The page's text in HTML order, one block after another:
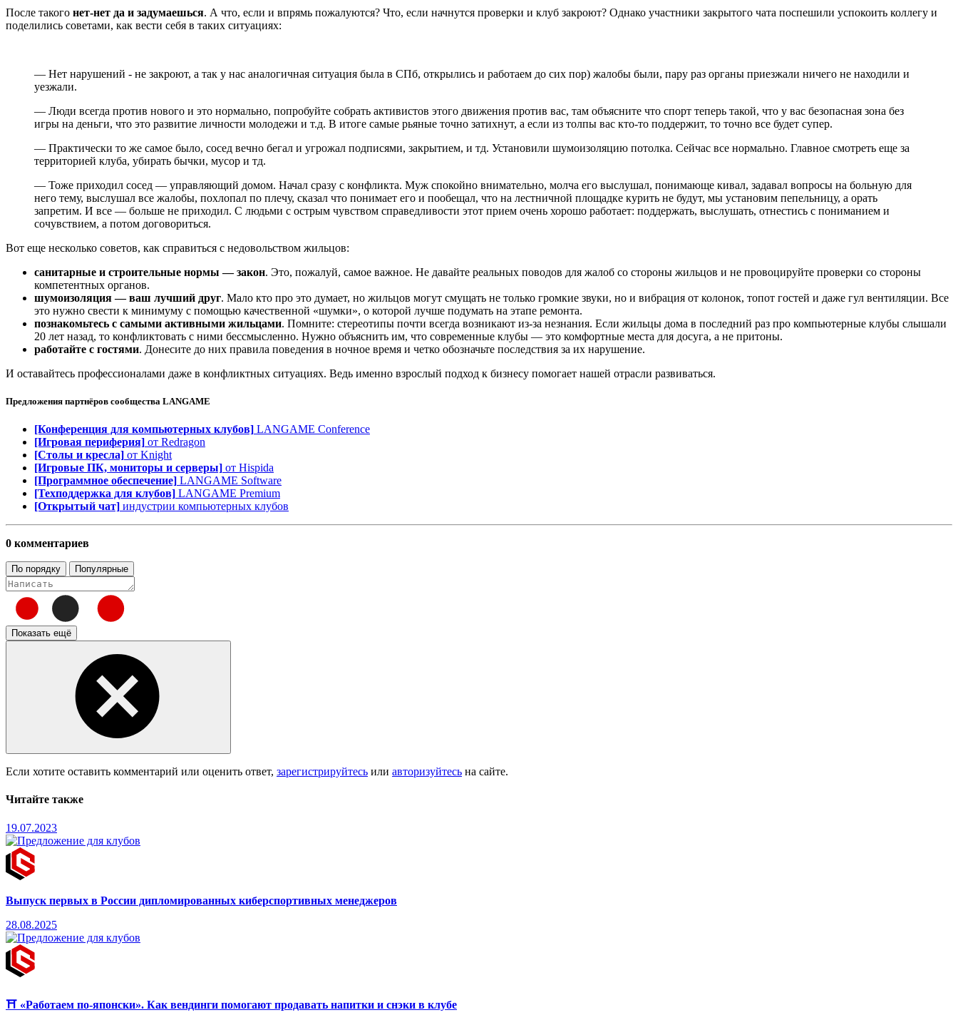
После такого нет-нет да и задумаешься. А что, если и впрямь пожалуются? Что, если начнутся проверки и клуб закроют? Однако участники закрытого чата поспешили успокоить коллегу и
поделились советами, как вести себя в таких ситуациях:
— Нет нарушений - не закроют, а так у нас аналогичная ситуация была в СПб, открылись и работаем до сих пор) жалобы были, пару раз органы приезжали ничего не находили и
уезжали.
— Люди всегда против нового и это нормально, попробуйте собрать активистов этого движения против вас, там объясните что спорт теперь такой, что у вас безопасная зона без
игры на деньги, что это развитие личности молодежи и т.д. В итоге самые рьяные точно затихнут, а если из толпы вас кто-то поддержит, то точно все будет супер.
— Практически то же самое было, сосед вечно бегал и угрожал подписями, закрытием, и тд. Установили шумоизоляцию потолка. Сейчас все нормально. Главное смотреть еще за
территорией клуба, убирать бычки, мусор и тд.
— Тоже приходил сосед — управляющий домом. Начал сразу с конфликта. Муж спокойно внимательно, молча его выслушал, понимающе кивал, задавал вопросы на больную для
него тему, выслушал все жалобы, похлопал по плечу, сказал что понимает его и пообещал, что на лестничной площадке курить не будут, мы установим пепельницу, а орать
запретим. И все — больше не приходил. С людьми с острым чувством справедливости этот прием очень хорошо работает: поддержать, выслушать, отнестись с пониманием и
сочувствием, а потом договориться.
Вот еще несколько советов, как справиться с недовольством жильцов:
санитарные и строительные нормы — закон. Это, пожалуй, самое важное. Не давайте реальных поводов для жалоб со стороны жильцов и не провоцируйте проверки со стороны
компетентных органов.
шумоизоляция — ваш лучший друг. Мало кто про это думает, но жильцов могут смущать не только громкие звуки, но и вибрация от колонок, топот гостей и даже гул вентиляции. Все
это нужно свести к минимуму с помощью качественной «шумки», о которой лучше подумать на этапе ремонта.
познакомьтесь с самыми активными жильцами. Помните: стереотипы почти всегда возникают из-за незнания. Если жильцы дома в последний раз про компьютерные клубы слышали
20 лет назад, то конфликтовать с ними бессмысленно. Нужно объяснить им, что современные клубы — это комфортные места для досуга, а не притоны.
работайте с гостями. Донесите до них правила поведения в ночное время и четко обозначьте последствия за их нарушение.
И оставайтесь профессионалами даже в конфликтных ситуациях. Ведь именно взрослый подход к бизнесу помогает нашей отрасли развиваться.
Предложения партнёров сообщества LANGAME
[Конференция для компьютерных клубов] LANGAME Conference
[Игровая периферия] от Redragon
[Столы и кресла] от Knight
[Игровые ПК, мониторы и серверы] от Hispida
[Программное обеспечение] LANGAME Software
[Техподдержка для клубов] LANGAME Premium
[Открытый чат] индустрии компьютерных клубов
0 комментариев
По порядку Популярные
Показать ещё
Если хотите оставить комментарий или оценить ответ, зарегистрируйтесь или авторизуйтесь на сайте.
Читайте также
19.07.2023
Выпуск первых в России дипломированных киберспортивных менеджеров
28.08.2025
⛩️ «Работаем по-японски». Как вендинги помогают продавать напитки и снэки в клубе